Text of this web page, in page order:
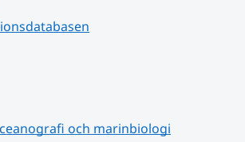
och marinbiologi